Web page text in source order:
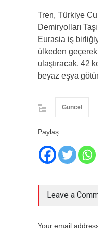
Tren, Türkiye
Demiryolları
Eurasia iş
ülkeden
ulaştıracak. 42
beyaz eşya
Güncel
Paylaş :
Leave a
Your email